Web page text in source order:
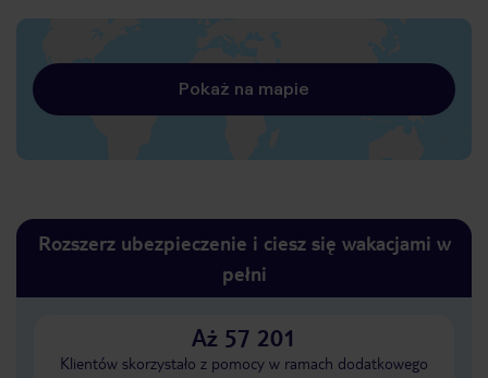
Pokaż na mapie
Rozszerz ubezpieczenie i ciesz się wakacjami w
pełni
Aż 57 201
Klientów skorzystało z pomocy w ramach dodatkowego